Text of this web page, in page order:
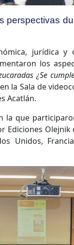
perspectivas
jurídica y
los
¿Se
la Sala de
Acatlán.
la que
Ediciones
Unidos,